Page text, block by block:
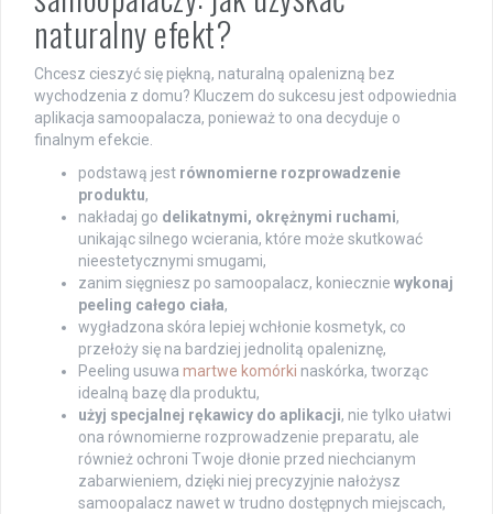
naturalny efekt?
Chcesz cieszyć się piękną, naturalną opalenizną bez
wychodzenia z domu? Kluczem do sukcesu jest odpowiednia
aplikacja samoopalacza, ponieważ to ona decyduje o
finalnym efekcie.
podstawą jest równomierne rozprowadzenie
produktu,
nakładaj go delikatnymi, okrężnymi ruchami,
unikając silnego wcierania, które może skutkować
nieestetycznymi smugami,
zanim sięgniesz po samoopalacz, koniecznie wykonaj
peeling całego ciała,
wygładzona skóra lepiej wchłonie kosmetyk, co
przełoży się na bardziej jednolitą opaleniznę,
Peeling usuwa martwe komórki naskórka, tworząc
idealną bazę dla produktu,
użyj specjalnej rękawicy do aplikacji, nie tylko ułatwi
ona równomierne rozprowadzenie preparatu, ale
również ochroni Twoje dłonie przed niechcianym
zabarwieniem, dzięki niej precyzyjnie nałożysz
samoopalacz nawet w trudno dostępnych miejscach,